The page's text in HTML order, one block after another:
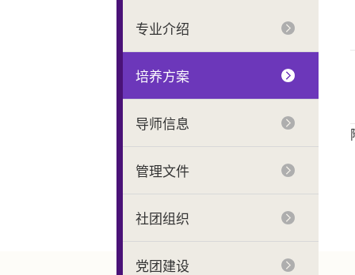
专业介绍
培养方案
导师信息
管理文件
社团组织
党团建设